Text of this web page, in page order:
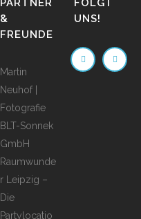
PARTNER
&
FREUNDE
Martin
Neuhof |
Fotografie
BLT-Sonnek
GmbH
Raumwunde
r Leipzig –
Die
Partylocatio
FOLGT
UNS!